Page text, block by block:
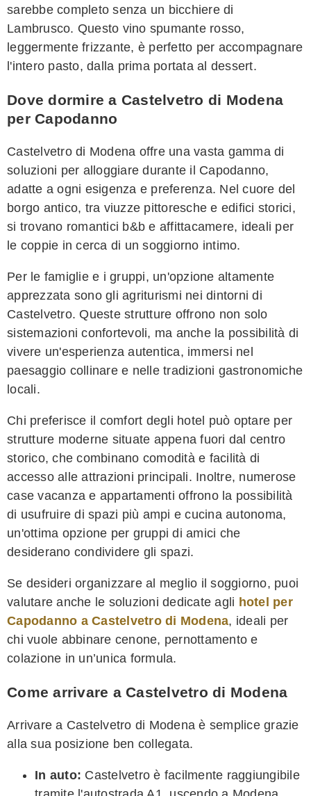
sarebbe completo senza un bicchiere di
Lambrusco. Questo vino spumante rosso,
leggermente frizzante, è perfetto per accompagnare
l'intero pasto, dalla prima portata al dessert.
Dove dormire a Castelvetro di Modena
per Capodanno
Castelvetro di Modena offre una vasta gamma di
soluzioni per alloggiare durante il Capodanno,
adatte a ogni esigenza e preferenza. Nel cuore del
borgo antico, tra viuzze pittoresche e edifici storici,
si trovano romantici b&b e affittacamere, ideali per
le coppie in cerca di un soggiorno intimo.
Per le famiglie e i gruppi, un'opzione altamente
apprezzata sono gli agriturismi nei dintorni di
Castelvetro. Queste strutture offrono non solo
sistemazioni confortevoli, ma anche la possibilità di
vivere un'esperienza autentica, immersi nel
paesaggio collinare e nelle tradizioni gastronomiche
locali.
Chi preferisce il comfort degli hotel può optare per
strutture moderne situate appena fuori dal centro
storico, che combinano comodità e facilità di
accesso alle attrazioni principali. Inoltre, numerose
case vacanza e appartamenti offrono la possibilità
di usufruire di spazi più ampi e cucina autonoma,
un'ottima opzione per gruppi di amici che
desiderano condividere gli spazi.
Se desideri organizzare al meglio il soggiorno, puoi
valutare anche le soluzioni dedicate agli hotel per
Capodanno a Castelvetro di Modena, ideali per
chi vuole abbinare cenone, pernottamento e
colazione in un’unica formula.
Come arrivare a Castelvetro di Modena
Arrivare a Castelvetro di Modena è semplice grazie
alla sua posizione ben collegata.
In auto: Castelvetro è facilmente raggiungibile